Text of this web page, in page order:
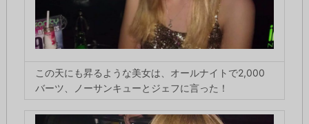
この天にも昇るような美女は、オールナイトで2,000
バーツ、ノーサンキューとジェフに言った！